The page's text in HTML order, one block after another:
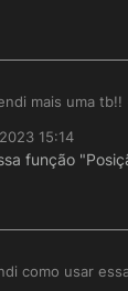
mais uma tb!!
15:14
função
como usar